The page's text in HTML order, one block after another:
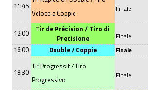
11:45
Veloce a Coppie
Finale
12:00
Tir de Précision / Tiro di
Precisione
Finale
16:00 Double / Coppie Finale
18:30
Tir Progressif / Tiro
Progressivo
Finale